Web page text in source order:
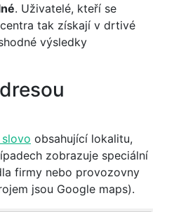
. Uživatelé, kteří se
tak získají v drtivé
výsledky
obsahující lokalitu,
zobrazuje speciální
firmy nebo provozovny
jsou Google maps).